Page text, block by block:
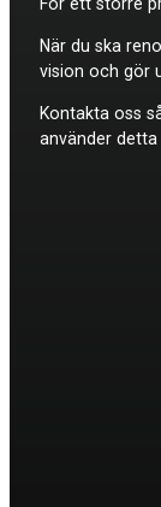
När du ska
vision och gör
Kontakta oss
använder